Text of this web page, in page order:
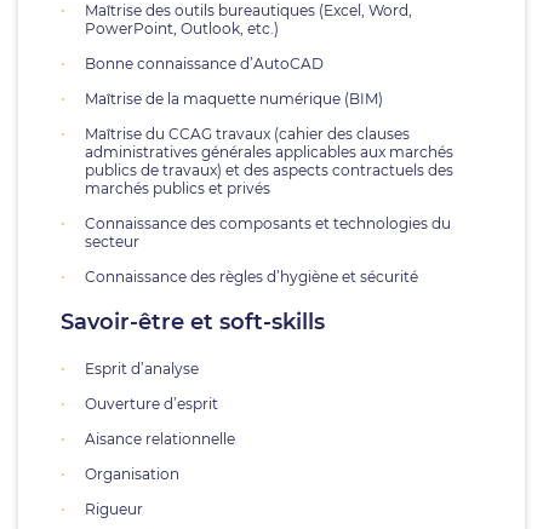
Maîtrise des outils bureautiques (Excel, Word,
PowerPoint, Outlook, etc.)
Bonne connaissance d’AutoCAD
Maîtrise de la maquette numérique (BIM)
Maîtrise du CCAG travaux (cahier des clauses
administratives générales applicables aux marchés
publics de travaux) et des aspects contractuels des
marchés publics et privés
Connaissance des composants et technologies du
secteur
Connaissance des règles d’hygiène et sécurité
Savoir-être et soft-skills
Esprit d’analyse
Ouverture d’esprit
Aisance relationnelle
Organisation
Rigueur